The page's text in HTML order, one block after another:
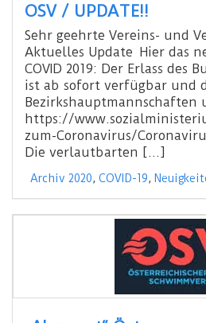
OSV / UPDATE!!
Sehr geehrte Vereins- und
Aktuelles Update Hier das
COVID 2019: Der Erlass des
ist ab sofort verfügbar und
Bezirkshauptmannschaften
https://
zum-Coronavirus/
Die verlautbarten […]
Archiv 2020, COVID-19,